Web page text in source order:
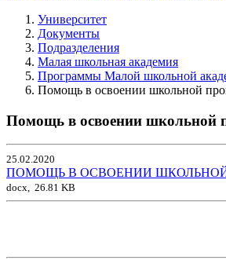
Университет
Документы
Подразделения
Малая школьная академия
Программы Малой школьной
Помощь в освоении школьной
Помощь в освоении школьной
25.02.2020
ПОМОЩЬ В ОСВОЕНИИ
docx, 26.81 KB